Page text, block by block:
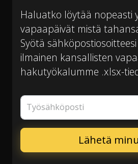
Haluatko löytää nopeasti
vapaapäivät mistä
Syötä
ilmainen kansallisten
hakutyökalumme .xlsx-
Työsähköposti